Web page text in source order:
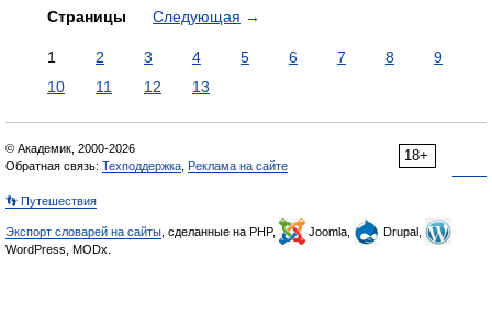
Страницы Следующая →
1 2 3 4 5 6 7 8
9
10
11 12 13
18+
© Академик, 2000-2026
Обратная связь: Техподдержка Реклама на сайте
👣 Путешествия
Экспорт словарей на сайты , сделанные на PHP, Joomla,
Drupal,
WordPress, MODx.